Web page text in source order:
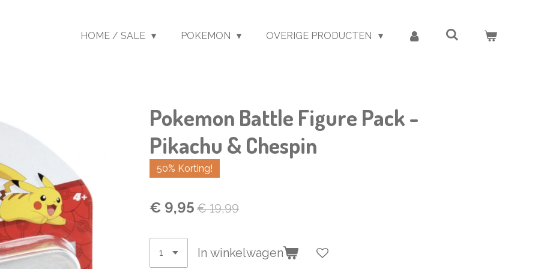
HOME / SALE POKEMON OVERIGE PRODUCTEN
Pokemon Battle Figure Pack -
Pikachu & Chespin
50% Korting!
€ 9,95 € 19,99
In winkelwagen